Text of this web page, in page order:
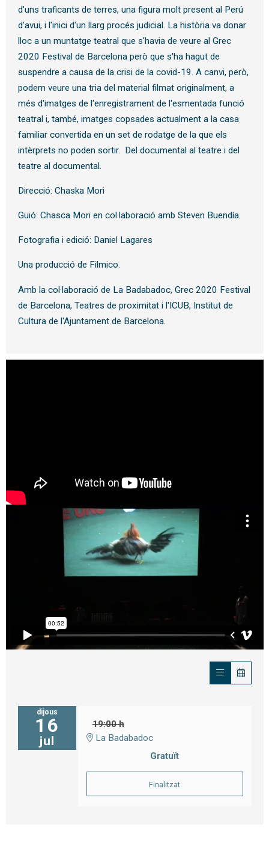
d'uns traficants de terres, una figura molt present al Perú
d'avui, i l'inici d'un llarg procés judicial. La història va donar
lloc a un muntatge teatral que s'havia de veure al Grec
2020 Festival de Barcelona però que s'ha hagut de
suspendre a causa de la crisi de la covid-19. A canvi, però,
podem veure una tria del material filmat originalment, a
més d'imatges de l'enregistrament de l'esmentada funció
teatral i, també, imatges copsades actualment a la casa
familiar convertida en un set de rodatge de la que els
intèrprets no poden sortir. Del documental al teatre i del
teatre al documental.
Direcció: Chaska Mori
Guió: Chasca Mori en col·laboració amb Steven Buendía
Fotografia i edició: Daniel Lagares
Una producció de Filmico.
Amb la col·laboració de La Badabadoc, Grec 2020 Festival
de Barcelona, Teatres de proximitat i l'ICUB, Institut de
Cultura de l'Ajuntament de Barcelona.
dijous
16
jul
19:00 h
La Badabadoc
Gratuït
Finalitzat